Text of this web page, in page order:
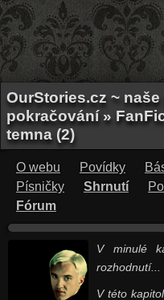
OurStories.cz ~
pokračování »
temna (2)
O webu Povídky
Písničky
Shrnutí
Fórum
V minulé
rozhodnutí...
V této